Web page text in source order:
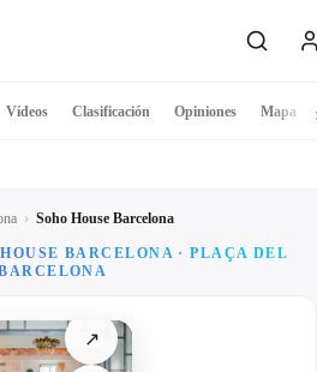
› Soho House Barcelona
BARCELONA · PLAÇA DEL
↗
Vídeos Clasificación Opiniones Mapa